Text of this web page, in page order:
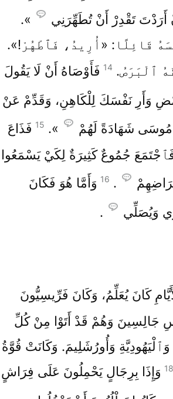
أَرَدْتَ تَقْدِرْ أَنْ تُطَهِّرَنِي
».
قَائِلًا: «أُرِيدُ، فَٱطْهُرْ!».
ٱلْبَرَصُ. 14 فَأَوْصَاهُ أَنْ لَا يَقُولَ
وَأَرِ نَفْسَكَ لِلْكَاهِنِ، وَقَدِّمْ عَنْ
مُوسَى شَهَادَةً لَهُمْ
».
15 فَذَاعَ
فَٱجْتَمَعَ جُمُوعٌ كَثِيرَةٌ لِكَيْ يَسْمَعُوا
.
16 وَأَمَّا هُوَ فَكَانَ
وَيُصَلِّي
.
كَانَ يُعَلِّمُ، وَكَانَ فَرِّيسِيُّونَ
جَالِسِينَ وَهُمْ قَدْ أَتَوْا مِنْ كُلِّ
وَأُورُشَلِيمَ. وَكَانَتْ قُوَّةُ
18 وَإِذَا بِرِجَالٍ يَحْمِلُونَ عَلَى فِرَاشٍ